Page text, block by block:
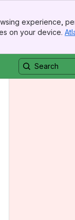
experience,
on your device.